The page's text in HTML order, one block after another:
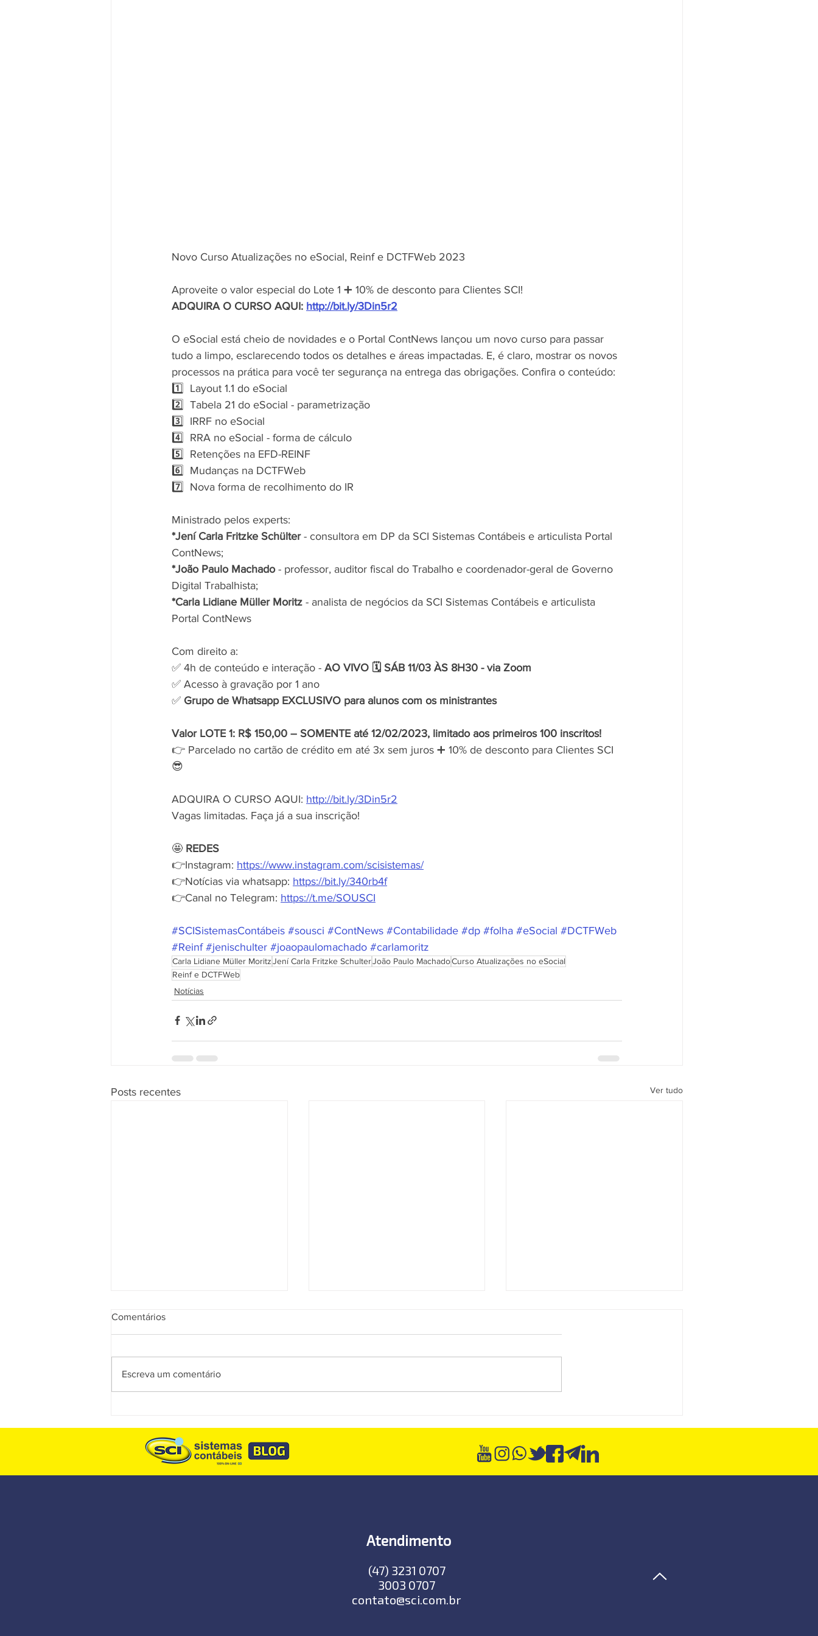
Novo Curso Atualizações no eSocial, Reinf e DCTFWeb 2023
Aproveite o valor especial do Lote 1 ➕ 10% de desconto para Clientes SCI!
ADQUIRA O CURSO AQUI: http://bit.ly/3Din5r2
O eSocial está cheio de novidades e o Portal ContNews lançou um novo curso para passar
tudo a limpo, esclarecendo todos os detalhes e áreas impactadas. E, é claro, mostrar os novos
processos na prática para você ter segurança na entrega das obrigações. Confira o conteúdo:
1️⃣  Layout 1.1 do eSocial
2️⃣  Tabela 21 do eSocial - parametrização
3️⃣  IRRF no eSocial
4️⃣  RRA no eSocial - forma de cálculo
5️⃣  Retenções na EFD-REINF
6️⃣  Mudanças na DCTFWeb
7️⃣  Nova forma de recolhimento do IR
Ministrado pelos experts:
*Jení Carla Fritzke Schülter - consultora em DP da SCI Sistemas Contábeis e articulista Portal
ContNews;
*João Paulo Machado - professor, auditor fiscal do Trabalho e coordenador-geral de Governo
Digital Trabalhista;
*Carla Lidiane Müller Moritz - analista de negócios da SCI Sistemas Contábeis e articulista
Portal ContNews
Com direito a:
✅ 4h de conteúdo e interação - AO VIVO 🗓️ SÁB 11/03 ÀS 8H30 - via Zoom
✅ Acesso à gravação por 1 ano
✅ Grupo de Whatsapp EXCLUSIVO para alunos com os ministrantes
Valor LOTE 1: R$ 150,00 – SOMENTE até 12/02/2023, limitado aos primeiros 100 inscritos!
👉 Parcelado no cartão de crédito em até 3x sem juros ➕ 10% de desconto para Clientes SCI
😎
ADQUIRA O CURSO AQUI: http://bit.ly/3Din5r2
Vagas limitadas. Faça já a sua inscrição!
🤩 REDES
👉Instagram: https://www.instagram.com/scisistemas/
👉Notícias via whatsapp: https://bit.ly/340rb4f
👉Canal no Telegram: https://t.me/SOUSCI
#SCISistemasContábeis #sousci #ContNews #Contabilidade #dp #folha #eSocial #DCTFWeb
#Reinf #jenischulter #joaopaulomachado #carlamoritz
Carla Lidiane Müller MoritzJení Carla Fritzke SchulterJoão Paulo MachadoCurso Atualizações no eSocial
Reinf e DCTFWeb
Notícias
Posts recentes Ver tudo
obrigatoriedade dos
documentos fiscais
Comentários
Escreva um comentário
Atendimento
(47) 3231 0707
3003 0707
contato@sci.com.br